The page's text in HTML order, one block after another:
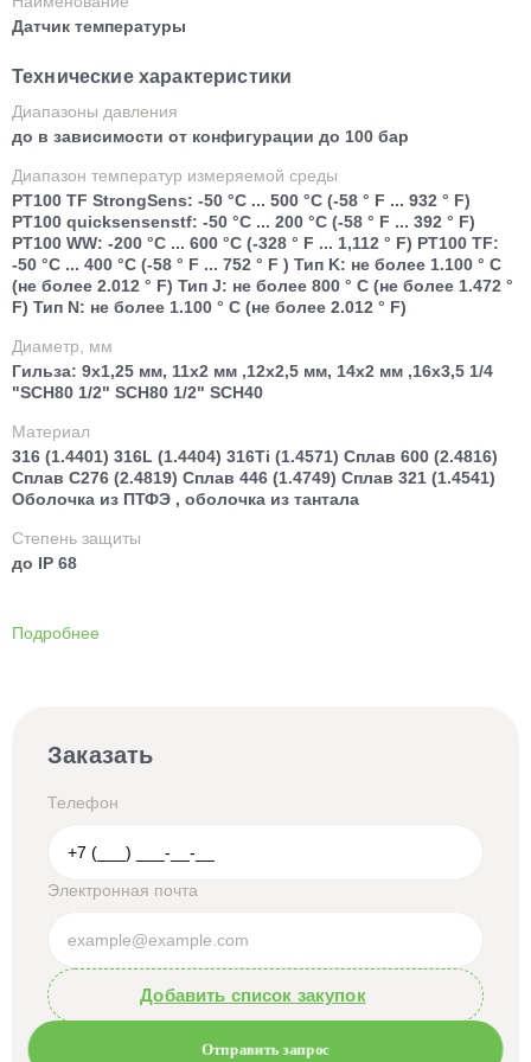
Датчик температуры
Технические характеристики
Диапазоны давления
до в зависимости от конфигурации до 100 бар
Диапазон температур измеряемой среды
PT100 TF StrongSens: -50 °C ... 500 °C (-58 ° F ... 932 ° F)
PT100 quicksensenstf: -50 °C ... 200 °C (-58 ° F ... 392 ° F)
PT100 WW: -200 °C ... 600 °C (-328 ° F ... 1,112 ° F) PT100 TF:
-50 °C ... 400 °C (-58 ° F ... 752 ° F ) Тип K: не более 1.100 ° C
(не более 2.012 ° F) Тип J: не более 800 ° C (не более 1.472 °
F) Тип N: не более 1.100 ° C (не более 2.012 ° F)
Диаметр, мм
Гильза: 9x1,25 мм, 11x2 мм ,12x2,5 мм, 14x2 мм ,16x3,5 1/4
"SCH80 1/2" SCH80 1/2" SCH40
Материал
316 (1.4401) 316L (1.4404) 316Ti (1.4571) Сплав 600 (2.4816)
Сплав C276 (2.4819) Сплав 446 (1.4749) Сплав 321 (1.4541)
Оболочка из ПТФЭ , оболочка из тантала
Степень защиты
до IP 68
Подробнее
Заказать
Телефон
Электронная почта
Добавить список закупок
Отправить запрос